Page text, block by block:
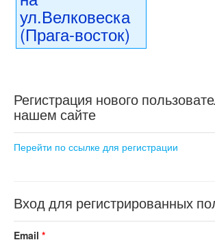
ул.Велковеска
(Прага-восток)
виллы
состояние: стандарт
номер объекта: 20534
Регистрация нового
нашем сайте
Перейти по ссылке для регистрации
Вход для регистрированных
Email *